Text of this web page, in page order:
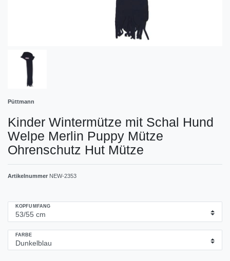
Püttmann
Kinder Wintermütze mit Schal Hund
Welpe Merlin Puppy Mütze
Ohrenschutz Hut Mütze
Artikelnummer NEW-2353
KOPFUMFANG
FARBE